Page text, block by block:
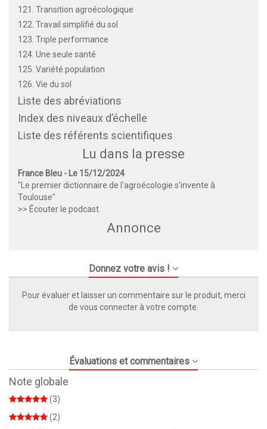
121. Transition agroécologique
122. Travail simplifié du sol
123. Triple performance
124. Une seule santé
125. Variété population
126. Vie du sol
Liste des abréviations
Index des niveaux d’échelle
Liste des référents scientifiques
Lu dans la presse
France Bleu - Le 15/12/2024
"Le premier dictionnaire de l'agroécologie s'invente à
Toulouse"
>> Écouter le podcast
Annonce
Donnez votre avis !
Pour évaluer et laisser un commentaire sur le produit, merci
de vous connecter à votre compte.
Évaluations et commentaires
Note globale
(3)
(2)